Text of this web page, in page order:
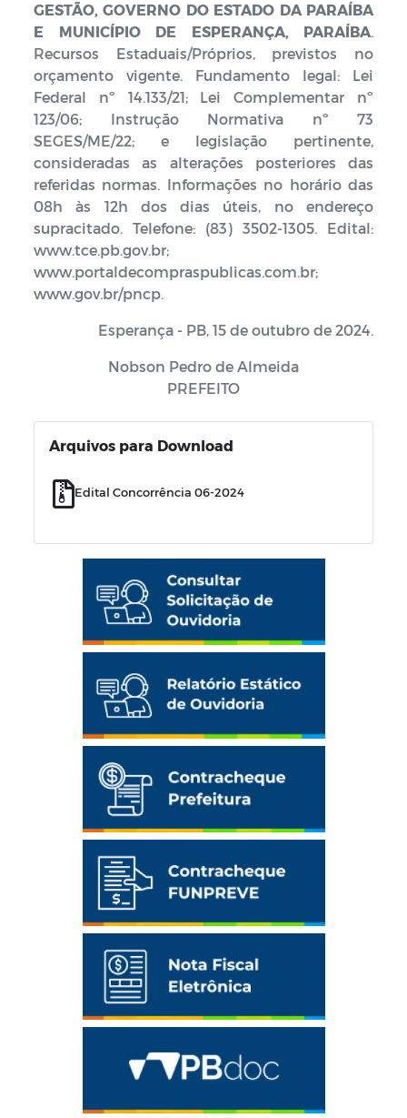
GESTÃO, GOVERNO DO ESTADO DA PARAÍBA
E MUNICÍPIO DE ESPERANÇA, PARAÍBA.
Recursos Estaduais/Próprios, previstos no
orçamento vigente. Fundamento legal: Lei
Federal nº 14.133/21; Lei Complementar nº
123/06; Instrução Normativa nº 73
SEGES/ME/22; e legislação pertinente,
consideradas as alterações posteriores das
referidas normas. Informações no horário das
08h às 12h dos dias úteis, no endereço
supracitado. Telefone: (83) 3502-1305. Edital:
www.tce.pb.gov.br;
www.portaldecompraspublicas.com.br;
www.gov.br/pncp.
Esperança - PB, 15 de outubro de 2024.
Nobson Pedro de Almeida
PREFEITO
Arquivos para Download
Edital Concorrência 06-2024